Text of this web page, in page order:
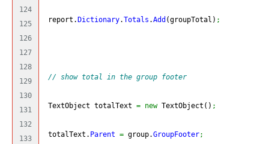
124
125
126
127
128
129
130
131
132
133
report.Dictionary.Totals .Add (groupTotal ) ;
// show total in the group footer
TextObject totalText = new TextObject ( ) ;
totalText. Parent = group.GroupFooter;